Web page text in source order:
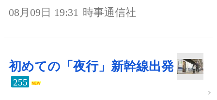
08月09日 19:31 時事通信社
初めての「夜行」新幹線出発
255